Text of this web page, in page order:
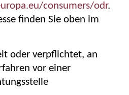
consumers/odr.
finden Sie oben im
oder verpflichtet, an
vor einer